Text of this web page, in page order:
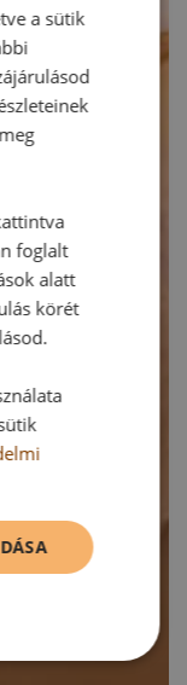
a sütik
foglalt
alatt
körét